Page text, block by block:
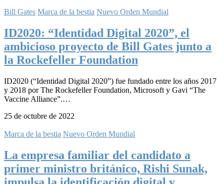
Bill Gates Marca de la bestia Nuevo Orden Mundial
ID2020: “Identidad Digital 2020”, el
ambicioso proyecto de Bill Gates junto a
la Rockefeller Foundation
ID2020 (“Identidad Digital 2020”) fue fundado entre los años 2017
y 2018 por The Rockefeller Foundation, Microsoft y Gavi “The
Vaccine Alliance”.…
25 de octubre de 2022
Marca de la bestia Nuevo Orden Mundial
La empresa familiar del candidato a
primer ministro británico, Rishi Sunak,